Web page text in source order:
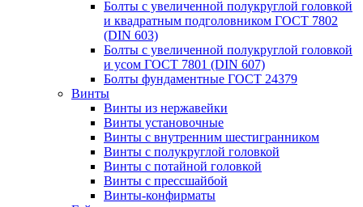
Болты с увеличенной полукруглой головкой
и квадратным подголовником ГОСТ 7802
(DIN 603)
Болты с увеличенной полукруглой головкой
и усом ГОСТ 7801 (DIN 607)
Болты фундаментные ГОСТ 24379
Винты
Винты из нержавейки
Винты установочные
Винты c внутренним шестигранником
Винты с полукруглой головкой
Винты с потайной головкой
Винты с прессшайбой
Винты-конфирматы